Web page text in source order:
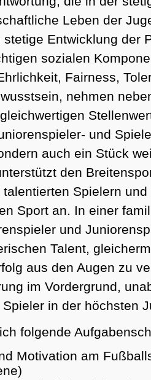
Leben der
Entwicklung der
sozialen
Fairness,
nehmen
und
auch ein Stück
den
Spielern
Sport an. In einer
und
Talent,
aus den Augen zu
im Vordergrund,
in der höchsten
folgende
Motivation am